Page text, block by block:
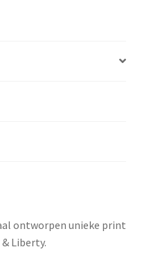
ontworpen unieke print
Liberty.